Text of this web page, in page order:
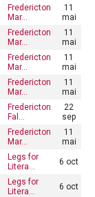
Fredericton
Mar…
11
mai
Fredericton
Mar…
11
mai
Fredericton
Mar…
11
mai
Fredericton
Mar…
11
mai
Fredericton
Fal…
22
sep
Fredericton
Mar…
11
mai
Legs for
Litera…
6 oct
Legs for
Litera…
6 oct